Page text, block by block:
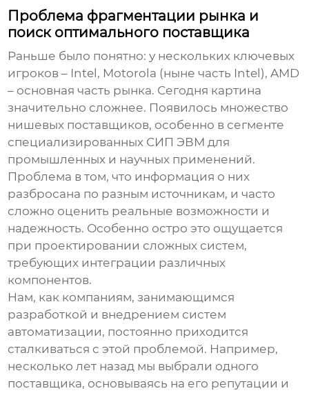
Проблема фрагментации рынка и
поиск оптимального поставщика
Раньше было понятно: у нескольких ключевых
игроков – Intel, Motorola (ныне часть Intel), AMD
– основная часть рынка. Сегодня картина
значительно сложнее. Появилось множество
нишевых поставщиков, особенно в сегменте
специализированных СИП ЭВМ для
промышленных и научных применений.
Проблема в том, что информация о них
разбросана по разным источникам, и часто
сложно оценить реальные возможности и
надежность. Особенно остро это ощущается
при проектировании сложных систем,
требующих интеграции различных
компонентов.
Нам, как компаниям, занимающимся
разработкой и внедрением систем
автоматизации, постоянно приходится
сталкиваться с этой проблемой. Например,
несколько лет назад мы выбрали одного
поставщика, основываясь на его репутации и